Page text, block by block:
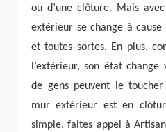
ou d’une clôture. Mais
extérieur se change à
et toutes sortes. En plus,
l’extérieur, son état
de gens peuvent le
mur extérieur est en
simple, faites appel à